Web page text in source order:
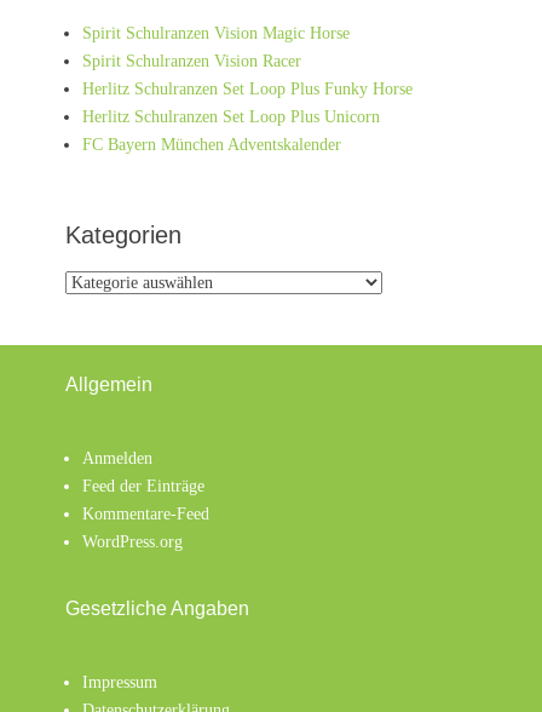
Spirit Schulranzen Vision Magic Horse
Spirit Schulranzen Vision Racer
Herlitz Schulranzen Set Loop Plus Funky Horse
Herlitz Schulranzen Set Loop Plus Unicorn
FC Bayern München Adventskalender
Kategorien
Kategorien
Allgemein
Anmelden
Feed der Einträge
Kommentare-Feed
WordPress.org
Gesetzliche Angaben
Impressum